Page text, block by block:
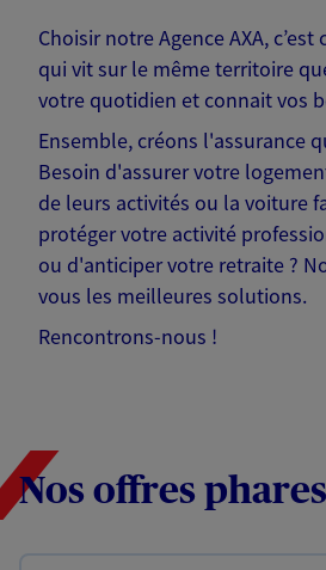
Choisir notre Agence AXA,
qui vit sur le même territoire
votre quotidien et connait vos
Ensemble, créons l'assurance
Besoin d'assurer votre
de leurs activités ou la voiture
protéger votre activité
ou d'anticiper votre retraite ?
vous les meilleures solutions.
Rencontrons-nous !
Nos offres phares